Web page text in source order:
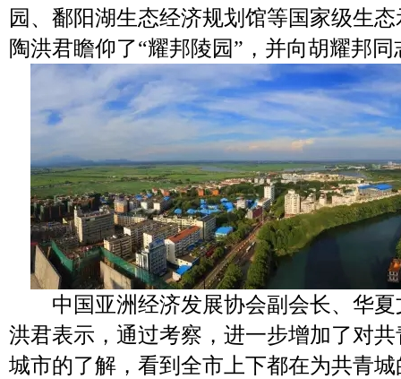
园、鄱阳湖生态经济规划馆等国家级生
陶洪君瞻仰了“耀邦陵园”，并向胡耀邦
中国亚洲经济发展协会副会长、华夏
洪君表示，通过考察，进一步增加了对
城市的了解，看到全市上下都在为共青